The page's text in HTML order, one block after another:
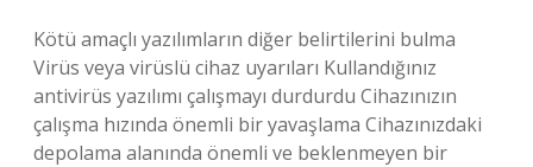
Kötü amaçlı yazılımların diğer belirtilerini bulma
Virüs veya virüslü cihaz uyarıları Kullandığınız
antivirüs yazılımı çalışmayı durdurdu Cihazınızın
çalışma hızında önemli bir yavaşlama Cihazınızdaki
depolama alanında önemli ve beklenmeyen bir